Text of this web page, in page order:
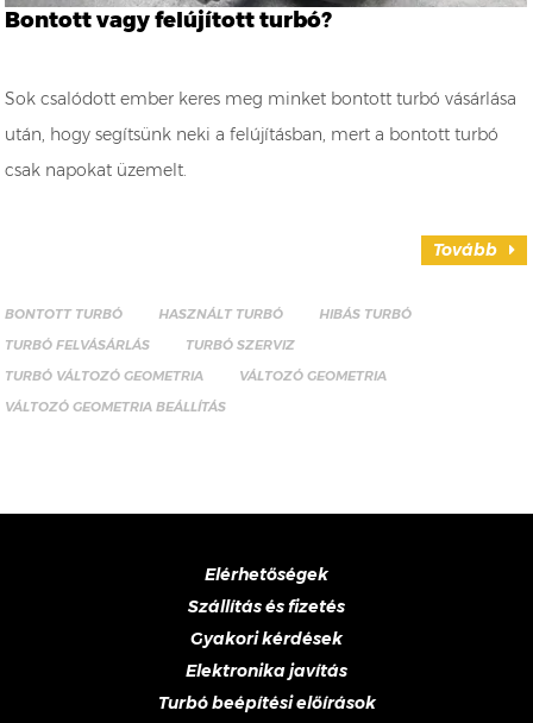
Bontott vagy felújított turbó?
Sok csalódott ember keres meg minket bontott turbó vásárlása
után, hogy segítsünk neki a felújításban, mert a bontott turbó
csak napokat üzemelt.
Tovább
BONTOTT TURBÓ HASZNÁLT TURBÓ
HIBÁS TURBÓ
TURBÓ FELVÁSÁRLÁS
TURBÓ SZERVIZ
TURBÓ VÁLTOZÓ GEOMETRIA
VÁLTOZÓ GEOMETRIA
VÁLTOZÓ GEOMETRIA BEÁLLÍTÁS
Elérhetőségek
Szállítás és fizetés
Gyakori kérdések
Elektronika javítás
Turbó beépítési előírások